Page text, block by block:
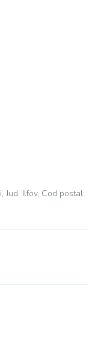
Jud. Ilfov, Cod postal: